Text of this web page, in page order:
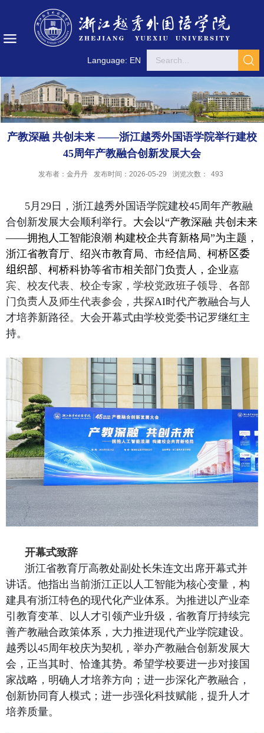
Language: EN
产教深融 共创未来 ——浙江越秀外国语学院举行建校
45周年产教融合创新发展大会
发布者：金丹丹 发布时间：2026-05-29 浏览次数： 493
5月29 日 ，浙江越秀外国语学院建校45周年产教融
合创新发展大会顺利举行。大会以“产教深融 共创未来
——拥抱人工智能浪潮 构建校企共育新格局”为主题，
浙江省教育厅、绍兴市教育局、市经信局、柯桥 区委
组织部、柯桥科协等省市相关部门负责人，企业嘉
宾、校友代表、校企专家，学校党政班子领导、各部
门负责人及师生代表参会， 共探AI时代产教融合与人
才培养新路径。大会开幕式由学校党委书记罗继红主
持。
开幕式致辞
浙江省教育厅高教处副处长朱连文出席开幕式并
讲话。他指出当前浙江正以人工智能为核心变量，构
建具有浙江特色的现代化产业体系。为推进以产业牵
引教育变革、以人才引领产业升级 ， 省教育厅持续完
善产教融合政策体系，大力推进现代产业学院建设。
越秀以45周年校庆为契机，举办产教融合创新发展大
会，正当其时、恰逢其势。希望学校要进一步对接国
家战略，明确人才培养方向；进一步深化产教融合，
创新协同育人模式；进一步强化科技赋能，提升人才
培养质量。